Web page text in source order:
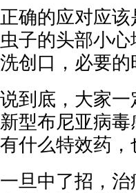
正确的应对应
虫子的头部小
洗创口，必要
说到底，大家
新型布尼亚病
有什么特效药
一旦中了招，